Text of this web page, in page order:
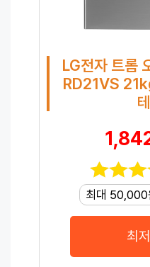
LG전자 트롬
RD21VS
최대 50,000
최